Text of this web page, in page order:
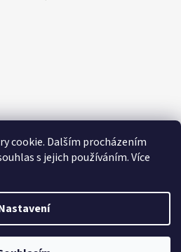
cookie. Dalším procházením
s jejich používáním. Více
. Všechna práva vyhrazena.Upravit